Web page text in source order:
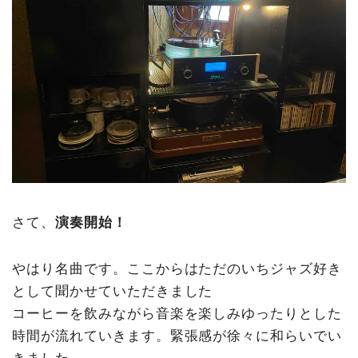
さて、 演奏開始！
やはり名曲です。ここからはただのいちジャズ好き
として聞かせていただきました
コーヒーを飲みながら音楽を楽しみゆったりとした
時間が流れていきます。緊張感が徐々に和らいでい